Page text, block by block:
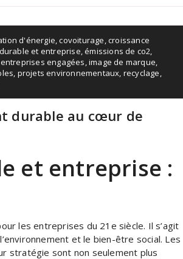
d'énergie,covoiturage,croissance
et entreprise,émissions de co2,
engagées,image de marque,
, projets environnementaux, recyclage,
durable au cœur de
et entreprise :
les entreprises du 21e siècle. Il s’agit
et le bien-être social. Les
stratégie sont non seulement plus